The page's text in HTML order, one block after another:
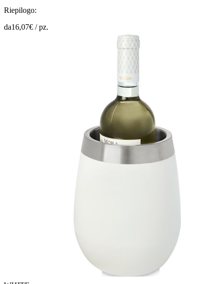
Riepilogo:
da16,07€ /pz.